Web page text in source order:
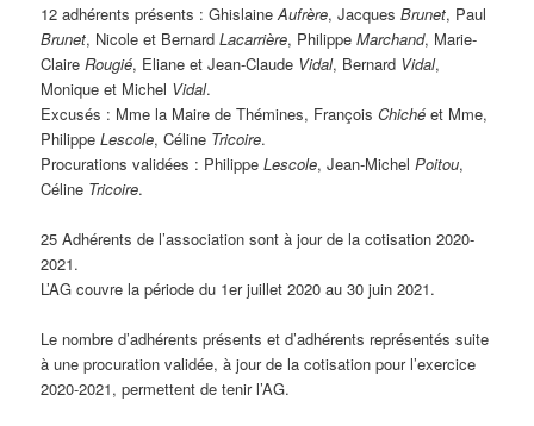
12 adhérents présents : GhislaineAufrère, JacquesBrunet, Paul
Brunet, Nicole et BernardLacarrière, PhilippeMarchand, Marie-
ClaireRougié, Eliane et Jean-Claude Vidal, Bernard Vidal,
Monique et Michel Vidal.
Excusés : Mme la Maire de Thémines, FrançoisChiché et Mme,
PhilippeLescole, Céline Tricoire.
Procurations validées : PhilippeLescole, Jean-MichelPoitou,
Céline Tricoire.
25 Adhérents de l’association sont à jour de la cotisation 2020-
2021.
L’AG couvre la période du 1er juillet 2020 au 30 juin 2021.
Le nombre d’adhérents présents et d’adhérents représentés suite
à une procuration validée, à jour de la cotisation pour l’exercice
2020-2021, permettent de tenir l’AG.